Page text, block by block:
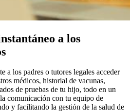
a los
a los padres o tutores legales acceder
médicos, historial de vacunas,
de pruebas de tu hijo, todo en un
comunicación con tu equipo de
y facilitando la gestión de la salud de